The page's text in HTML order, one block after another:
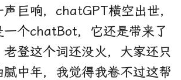
巨响，chatGPT横空出世，
一个chatBot，它还是带来了
老登这个词还没火，大家还只
中年，我觉得我卷不过这帮